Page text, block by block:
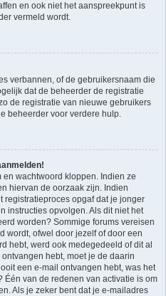
en ook niet het aanspreekpunt is
vermeld wordt.
verbannen, of de gebruikersnaam die
dat de beheerder de registratie
de registratie van nieuwe gebruikers
beheerder voor verdere hulp.
wachtwoord kloppen. Indien ze
hiervan de oorzaak zijn. Indien
registratieproces opgaf dat je jonger
instructies opvolgen. Als dit niet het
worden? Sommige forums vereisen
wordt, ofwel door jezelf of door een
hebt, werd ook medegedeeld of dit al
hebt, moet je de daarin
een e-mail ontvangen hebt, was het
van de redenen van activatie is om
Als je zeker bent dat je e-mailadres